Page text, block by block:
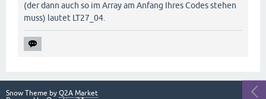
(der dann auch so im Array am Anfang Ihres Codes stehen
muss) lautet LT27_04.
Snow Theme by Q2A Market